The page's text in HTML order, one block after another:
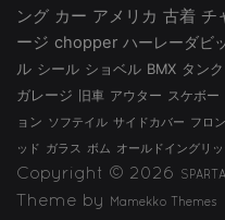
ング カー アメリカ 古着 チ
ージ chopper ハーレーダビ
ル シール ショベル BMX タンク
ガレージ 旧車 アウター スケボー
ョン ソフテイル サイドカバー フロ
ッド ガラス ボム オールドイングリッ
Copyright © 2026
Theme by
Mamekko Themes